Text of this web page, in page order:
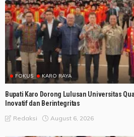
FOKUS KARO RAYA
Bupati Karo Dorong Lulusan Universitas
Inovatif dan Berintegritas
Redaksi August 6, 2026